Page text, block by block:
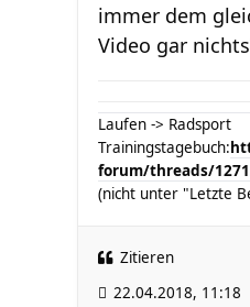
immer dem
Video gar
Laufen -> Radsport
Trainingstagebuch:
forum/threads/
(nicht unter "Letzte
Zitieren
22.04.2018, 11:18